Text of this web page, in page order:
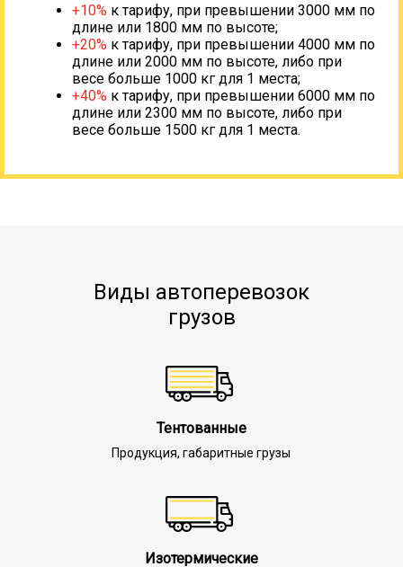
+10% к тарифу, при превышении 3000 мм по
длине или 1800 мм по высоте;
+20% к тарифу, при превышении 4000 мм по
длине или 2000 мм по высоте, либо при
весе больше 1000 кг для 1 места;
+40% к тарифу, при превышении 6000 мм по
длине или 2300 мм по высоте, либо при
весе больше 1500 кг для 1 места.
Виды автоперевозок
грузов
Тентованные
Продукция, габаритные грузы
Изотермические